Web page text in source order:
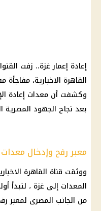
إعادة إعمار غزة.. زفت
القاهرة الاخبارية،
وكشفت أن معدات إعادة
بعد نجاح الجهود المصرية
معبر رفح وإدخال معدات
ووثقت قناة القاهرة
المعدات إلى غزة ، لتبدأ
من الجانب المصرى لمعبر